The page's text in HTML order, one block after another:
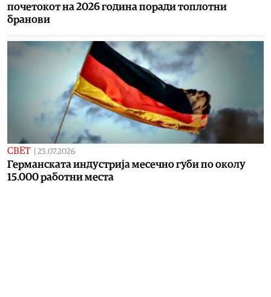
почетокот на 2026 година поради топлотни
бранови
СВЕТ 25.07.2026
Германската индустрија месечно губи по околу
15.000 работни места